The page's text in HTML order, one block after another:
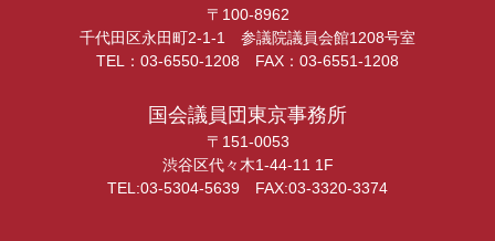
〒100-8962
千代田区永田町2-1-1 参議院議員会館1208号室
TEL：03-6550-1208 FAX：03-6551-1208
国会議員団東京事務所
〒151-0053
渋谷区代々木1-44-11 1F
TEL:03-5304-5639 FAX:03-3320-3374